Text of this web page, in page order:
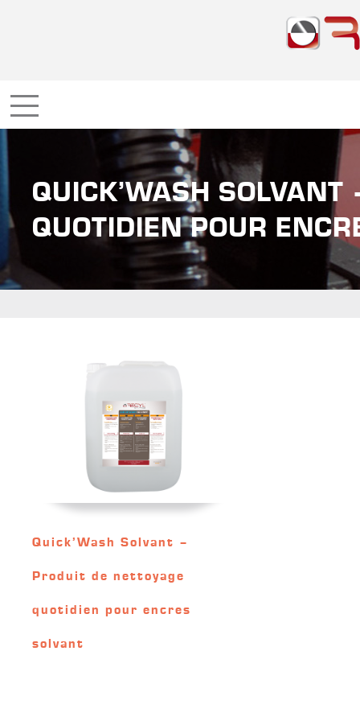
QUICK’WASH SOLVANT
QUOTIDIEN POUR
Quick’Wash Solvant –
Produit de nettoyage
quotidien pour encres
solvant